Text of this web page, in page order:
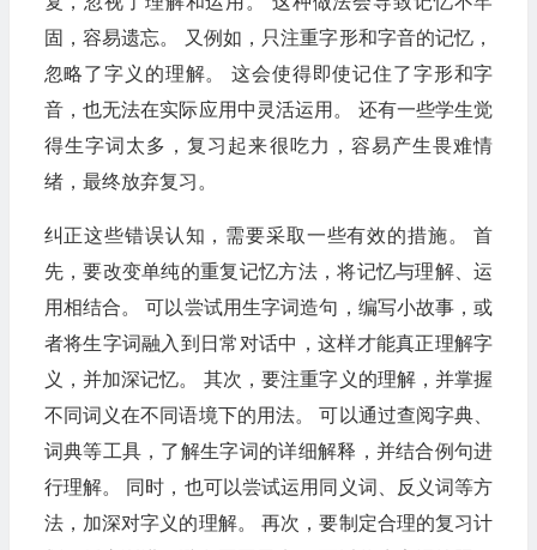
固，容易遗忘。 又例如，只注重字形和字音的记忆，
忽略了字义的理解。 这会使得即使记住了字形和字
音，也无法在实际应用中灵活运用。 还有一些学生觉
得生字词太多，复习起来很吃力，容易产生畏难情
绪，最终放弃复习。
纠正这些错误认知，需要采取一些有效的措施。 首
先，要改变单纯的重复记忆方法，将记忆与理解、运
用相结合。 可以尝试用生字词造句，编写小故事，或
者将生字词融入到日常对话中，这样才能真正理解字
义，并加深记忆。 其次，要注重字义的理解，并掌握
不同词义在不同语境下的用法。 可以通过查阅字典、
词典等工具，了解生字词的详细解释，并结合例句进
行理解。 同时，也可以尝试运用同义词、反义词等方
法，加深对字义的理解。 再次，要制定合理的复习计